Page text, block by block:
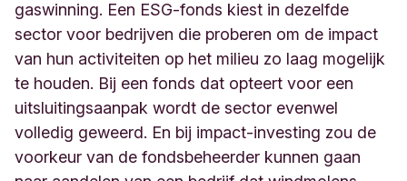
gaswinning. Een ESG-fonds kiest in dezelfde
sector voor bedrijven die proberen om de impact
van hun activiteiten op het milieu zo laag mogelijk
te houden. Bij een fonds dat opteert voor een
uitsluitingsaanpak wordt de sector evenwel
volledig geweerd. En bij impact-investing zou de
voorkeur van de fondsbeheerder kunnen gaan